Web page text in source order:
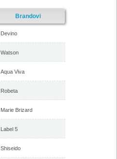
Emmezeta akcija, katalog 10-
20. august 2017
Brandovi
Devino
Watson
Aqua Viva
Robeta
Marie Brizard
Label 5
Shiseido